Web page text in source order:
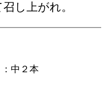
し上がれ。
中２本